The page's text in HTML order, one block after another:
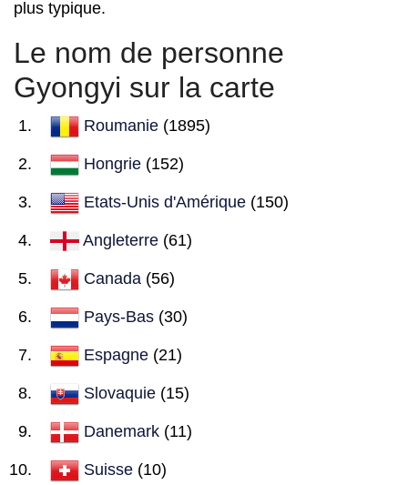
plus typique.
Le nom de personne
Gyongyi sur la carte
Roumanie (1895)
Hongrie (152)
Etats-Unis d'Amérique (150)
Angleterre (61)
Canada (56)
Pays-Bas (30)
Espagne (21)
Slovaquie (15)
Danemark (11)
Suisse (10)